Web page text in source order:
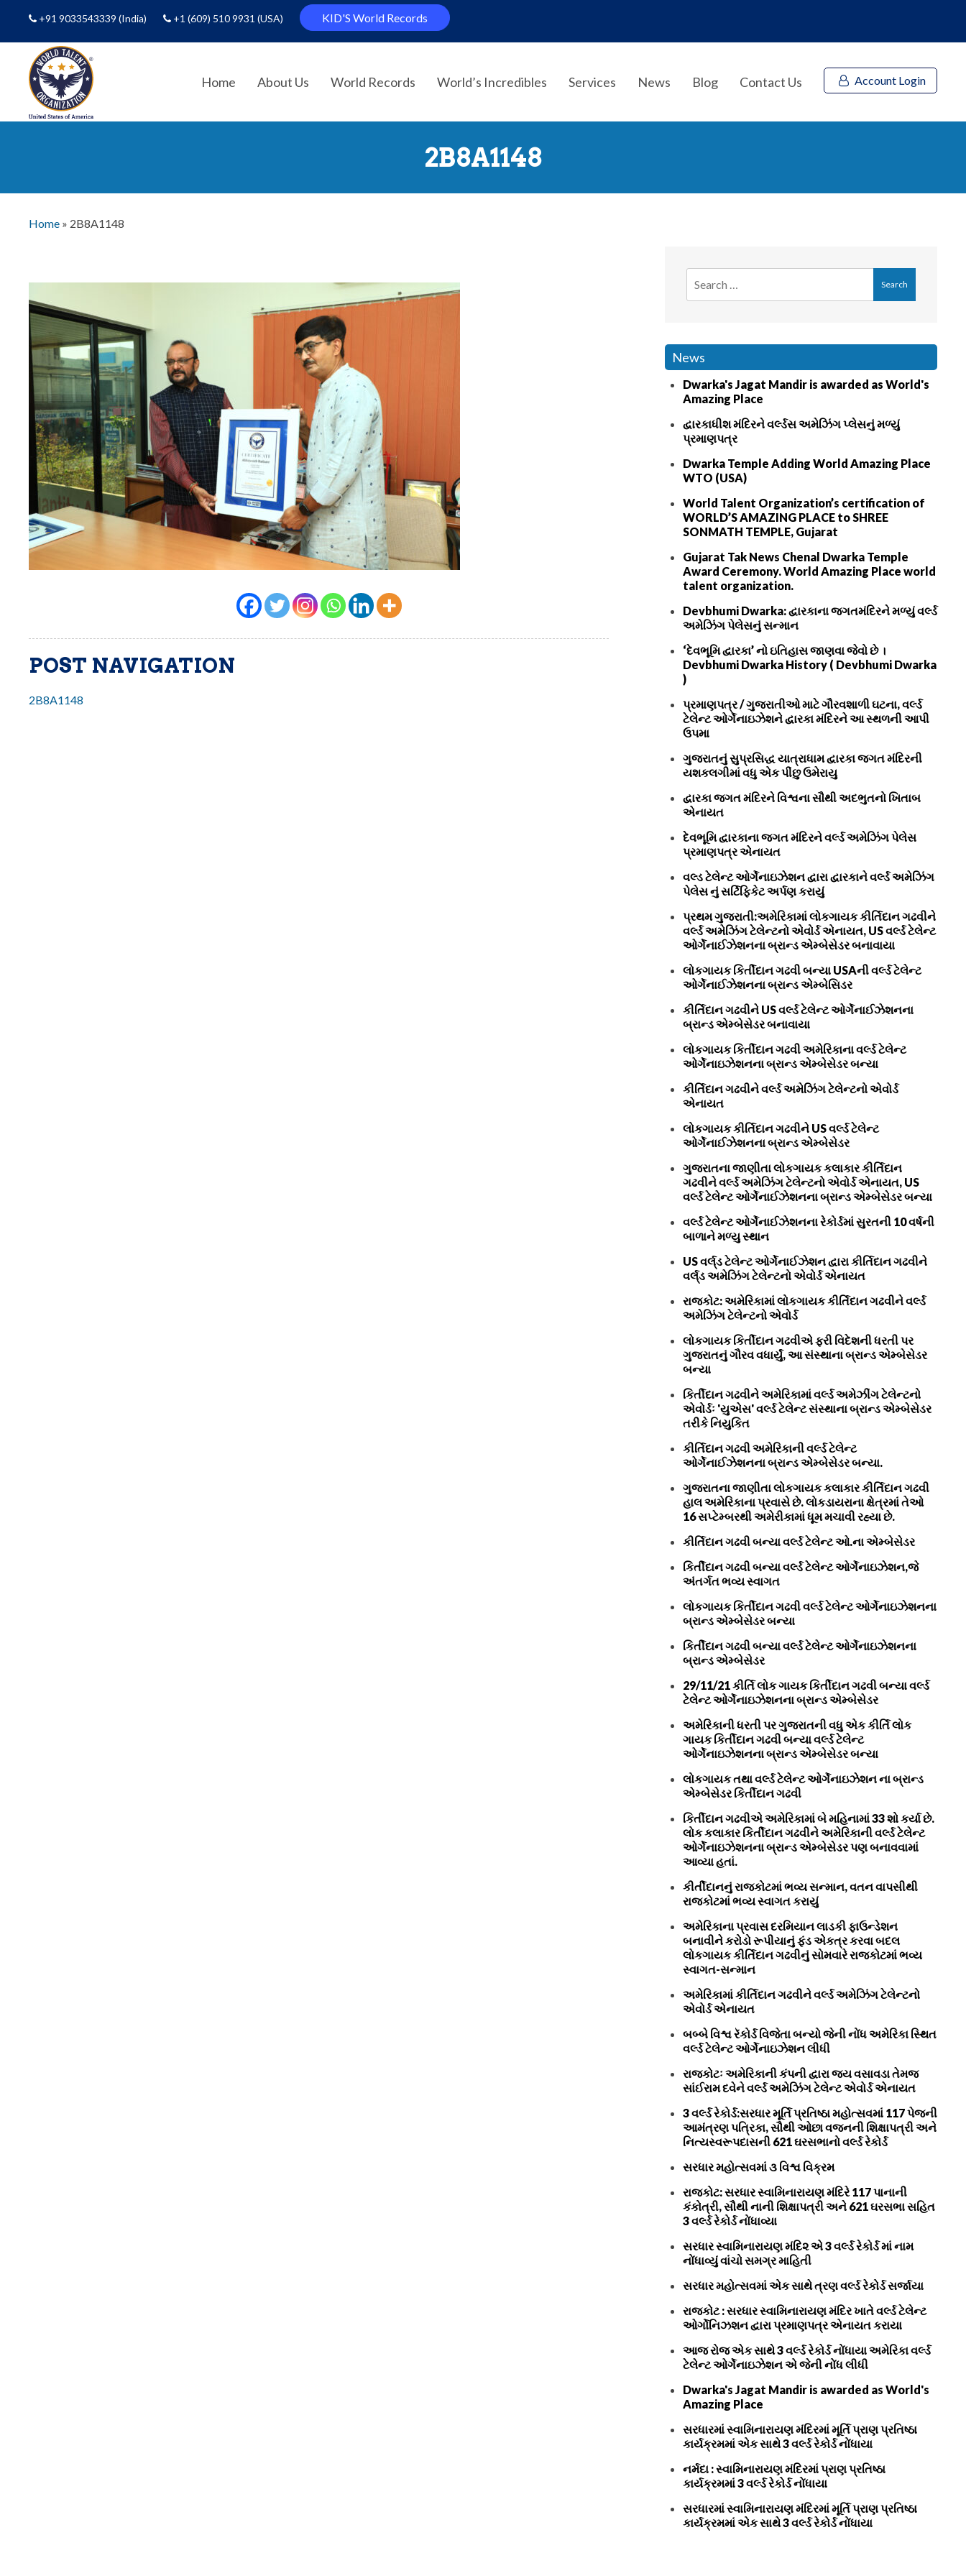
+91 9033543339(India) +1 (609) 510 9931 (USA) KID'S World Records
Home About Us World Records World’s Incredibles Services News Blog Contact Us Account Login
2B8A1148
Home » 2B8A1148
POST NAVIGATION
2B8A1148
News
Dwarka's Jagat Mandir is awarded as World's
Amazing Place
દ્વારકાધીશ મંદિરને વર્લ્ડસ અમેઝિંગ પ્લેસનું મળ્યું
પ્રમાણપત્ર
Dwarka Temple Adding World Amazing Place
WTO (USA)
World Talent Organization’s certification of
WORLD’S AMAZING PLACE to SHREE
SONMATH TEMPLE, Gujarat
Gujarat Tak News Chenal Dwarka Temple
Award Ceremony. World Amazing Place world
talent organization.
Devbhumi Dwarka: દ્વારકાના જગતમંદિરને મળ્યું વર્લ્ડ
અમેઝિંગ પેલેસનું સન્માન
‘દેવભૂમિ દ્વારકા’ નો ઇતિહાસ જાણવા જેવો છે ।
Devbhumi Dwarka History ( Devbhumi Dwarka
)
પ્રમાણપત્ર / ગુજરાતીઓ માટે ગૌરવશાળી ઘટના, વર્લ્ડ
ટેલેન્ટ ઓર્ગેનાઇઝેશને દ્વારકા મંદિરને આ સ્થળની આપી
ઉપમા
ગુજરાતનું સુપ્રસિદ્ધ યાત્રાધામ દ્વારકા જગત મંદિરની
યશકલગીમાં વધુ એક પીંછુ ઉમેરાયુ
દ્વારકા જગત મંદિરને વિશ્વના સૌથી અદભુતનો ખિતાબ
એનાયત
દેવભૂમિ દ્વારકાના જગત મંદિરને વર્લ્ડ અમેઝિંગ પેલેસ
પ્રમાણપત્ર એનાયત
વલ્ડ ટેલેન્ટ ઓર્ગેનાઇઝેશન દ્વારા દ્વારકાને વર્લ્ડ અમેઝિંગ
પેલેસ નું સર્ટિફિકેટ અર્પણ કરાયું
પ્રથમ ગુજરાતી:અમેરિકામાં લોકગાયક કીર્તિદાન ગઢવીને
વર્લ્ડ અમેઝિંગ ટેલેન્ટનો એવોર્ડ એનાયત, US વર્લ્ડ ટેલેન્ટ
ઓર્ગેનાઈઝેશનના બ્રાન્ડ એમ્બેસેડર બનાવાયા
લોકગાયક કિર્તીદાન ગઢવી બન્યા USAની વર્લ્ડ ટેલેન્ટ
ઓર્ગેનાઈઝેશનના બ્રાન્ડ એમ્બેસિડર
કીર્તિદાન ગઢવીને US વર્લ્ડ ટેલેન્ટ ઓર્ગેનાઈઝેશનના
બ્રાન્ડ એમ્બેસેડર બનાવાયા
લોકગાયક કિર્તીદાન ગઢવી અમેરિકાના વર્લ્ડ ટેલેન્ટ
ઓર્ગેનાઇઝેશનના બ્રાન્ડ એમ્બેસેડર બન્યા
કીર્તિદાન ગઢવીને વર્લ્ડ અમેઝિંગ ટેલેન્ટનો એવોર્ડ
એનાયત
લોકગાયક કીર્તિદાન ગઢવીને US વર્લ્ડ ટેલેન્ટ
ઓર્ગેનાઈઝેશનના બ્રાન્ડ એમ્બેસેડર
ગુજરાતના જાણીતા લોકગાયક કલાકાર કીર્તિદાન
ગઢવીને વર્લ્ડ અમેઝિંગ ટેલેન્ટનો એવોર્ડ એનાયત, US
વર્લ્ડ ટેલેન્ટ ઓર્ગેનાઈઝેશનના બ્રાન્ડ એમ્બેસેડર બન્યા
વર્લ્ડ ટેલેન્ટ ઓર્ગેનાઈઝેશનના રેકોર્ડમાં સુરતની 10 વર્ષની
બાળાને મળ્યુ સ્થાન
US વર્લ્‌ડ ટેલેન્ટ ઓર્ગેનાઈઝેશન દ્વારા કીર્તિદાન ગઢવીને
વર્લ્‌ડ અમેઝિંગ ટેલેન્ટનો એવોર્ડ એનાયત
રાજકોટ: અમેરિકામાં લોકગાયક કીર્તિદાન ગઢવીને વર્લ્ડ
અમેઝિંગ ટેલેન્ટનો એવોર્ડ
લોકગાયક કિર્તીદાન ગઢવીએ ફરી વિદેશની ધરતી પર
ગુજરાતનું ગૌરવ વધાર્યું, આ સંસ્થાના બ્રાન્ડ એમ્બેસેડર
બન્યા
કિર્તીદાન ગઢવીને અમેરિકામાં વર્લ્ડ અમેઝીંગ ટેલેન્ટનો
એવોર્ડઃ 'યુએસ' વર્લ્ડ ટેલેન્ટ સંસ્થાના બ્રાન્ડ એમ્બેસેડર
તરીકે નિયુકિત
કીર્તિદાન ગઢવી અમેરિકાની વર્લ્ડ ટેલેન્ટ
ઓર્ગેનાઈઝેશનના બ્રાન્ડ એમ્બેસેડર બન્યા.
ગુજરાતના જાણીતા લોકગાયક કલાકાર કીર્તિદાન ગઢવી
હાલ અમેરિકાના પ્રવાસે છે. લોકડાયરાના ક્ષેત્રમાં તેઓ
16 સપ્ટેમ્બરથી અમેરીકામાં ધૂમ મચાવી રહ્યા છે.
કીર્તિદાન ગઢવી બન્યા વર્લ્ડ ટેલેન્ટ ઓ.ના એમ્બેસેડર
કિર્તીદાન ગઢવી બન્યા વર્લ્ડ ટેલેન્ટ ઓર્ગેનાઇઝેશન,જે
અંતર્ગત ભવ્ય સ્વાગત
લોકગાયક કિર્તીદાન ગઢવી વર્લ્ડ ટેલેન્ટ ઓર્ગેનાઇઝેશનના
બ્રાન્ડ એમ્બેસેડર બન્યા
કિર્તીદાન ગઢવી બન્યા વર્લ્ડ ટેલેન્ટ ઓર્ગેનાઇઝેશનના
બ્રાન્ડ એમ્બેસેડર
29/11/21 કીર્તિ લોક ગાયક કિર્તીદાન ગઢવી બન્યા વર્લ્ડ
ટેલેન્ટ ઓર્ગેનાઇઝેશનના બ્રાન્ડ એમ્બેસેડર
અમેરિકાની ધરતી પર ગુજરાતની વધુ એક કીર્તિ લોક
ગાયક કિર્તીદાન ગઢવી બન્યા વર્લ્ડ ટેલેન્ટ
ઓર્ગેનાઇઝેશનના બ્રાન્ડ એમ્બેસેડર બન્યા
લોકગાયક તથા વર્લ્ડ ટેલેન્ટ ઓર્ગેનાઇઝેશન ના બ્રાન્ડ
એમ્બેસેડર કિર્તીદાન ગઢવી
કિર્તીદાન ગઢવીએ અમેરિકામાં બે મહિનામાં 33 શો કર્યા છે.
લોક કલાકાર કિર્તીદાન ગઢવીને અમેરિકાની વર્લ્ડ ટેલેન્ટ
ઓર્ગેનાઇઝેશનના બ્રાન્ડ એમ્બેસેડર પણ બનાવવામાં
આવ્યા હતાં.
કીર્તીદાનનું રાજકોટમાં ભવ્ય સન્માન, વતન વાપસીથી
રાજકોટમાં ભવ્ય સ્વાગત કરાયું
અમેરિકાના પ્રવાસ દરમિયાન લાડકી ફાઉન્ડેશન
બનાવીને કરોડો રૂપીયાનું ફંડ એકત્ર કરવા બદલ
લોકગાયક કીર્તિદાન ગઢવીનું સોમવારે રાજકોટમાં ભવ્ય
સ્વાગત-સન્માન
અમેરિકામાં કીર્તિદાન ગઢવીને વર્લ્ડ અમેઝિંગ ટેલેન્ટનો
એવોર્ડ એનાયત
બબ્બે વિશ્વ રૅકોર્ડ વિજેતા બન્યો જેની નોંધ અમેરિકા સ્થિત
વર્લ્ડ ટેલેન્ટ ઓર્ગેનાઇઝેશન લીધી
રાજકોટઃ અમેરિકાની કંપની દ્વારા જય વસાવડા તેમજ
સાંઈરામ દવેને વર્લ્ડ અમેઝિંગ ટેલેન્ટ એવોર્ડ એનાયત
3 વર્લ્ડ રેકોર્ડ:સરધાર મૂર્તિ પ્રતિષ્ઠા મહોત્સવમાં 117 પેજની
આમંત્રણ પત્રિકા, સૌથી ઓછા વજનની શિક્ષાપત્રી અને
નિત્યસ્વરૂપદાસની 621 ઘરસભાનો વર્લ્ડ રેકોર્ડ
સરધાર મહોત્સવમાં ૩ વિશ્વ વિક્રમ
રાજકોટ: સરધાર સ્વામિનારાયણ મંદિરે 117 પાનાની
કંકોત્રી, સૌથી નાની શિક્ષાપત્રી અને 621 ઘરસભા સહિત
3 વર્લ્ડ રેકોર્ડ નોંધાવ્યા
સરધાર સ્વામિનારાયણ મંદિ૨ એ 3 વર્લ્ડ રેકોર્ડ માં નામ
નોંધાવ્યું વાંચો સમગ્ર માહિતી
સરધાર મહોત્સવમાં એક સાથે ત્રણ વર્લ્ડ રેકોર્ડ સર્જાયા
રાજકોટ : સરધાર સ્વામિનારાયણ મંદિર ખાતે વર્લ્ડ ટેલેન્ટ
ઓર્ગોનિઝશન દ્વારા પ્રમાણપત્ર એનાયત કરાયા
આજ રોજ એક સાથે 3 વર્લ્ડ રેકોર્ડ નોંધાયા અમેરિકા વર્લ્ડ
ટેલેન્ટ ઓર્ગેનાઇઝેશન એ જેની નોંધ લીધી
Dwarka's Jagat Mandir is awarded as World's
Amazing Place
સરધારમાં સ્વામિનારાયણ મંદિરમાં મૂર્તિ પ્રાણ પ્રતિષ્ઠા
કાર્યક્રમમાં એક સાથે 3 વર્લ્ડ રેકોર્ડ નોંધાયા
નર્મદા : સ્વામિનારાયણ મંદિરમાં પ્રાણ પ્રતિષ્ઠા
કાર્યક્રમમાં 3 વર્લ્ડ રેકોર્ડ નોંધાયા
સરધારમાં સ્વામિનારાયણ મંદિરમાં મૂર્તિ પ્રાણ પ્રતિષ્ઠા
કાર્યક્રમમાં એક સાથે 3 વર્લ્ડ રેકોર્ડ નોંધાયા